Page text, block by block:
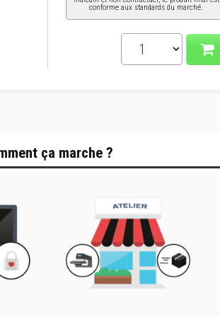
conforme aux standards du marché.
ça marche ?